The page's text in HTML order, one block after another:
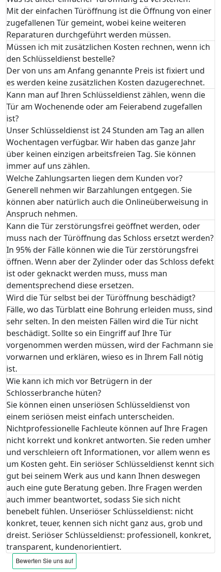
Mit der einfachen Türöffnung ist die Öffnung von einer
zugefallenen Tür gemeint, wobei keine weiteren
Reparaturen durchgeführt werden müssen.
Müssen ich mit zusätzlichen Kosten rechnen, wenn ich
den Schlüsseldienst bestelle?
Der von uns am Anfang genannte Preis ist fixiert und
es werden keine zusätzlichen Kosten dazugerechnet.
Kann man auf Ihren Schlüsseldienst zählen, wenn die
Tür am Wochenende oder am Feierabend zugefallen
ist?
Unser Schlüsseldienst ist 24 Stunden am Tag an allen
Wochentagen verfügbar. Wir haben das ganze Jahr
über keinen einzigen arbeitsfreien Tag. Sie können
immer auf uns zählen.
Welche Zahlungsarten liegen dem Kunden vor?
Generell nehmen wir Barzahlungen entgegen. Sie
können aber natürlich auch die Onlineüberweisung in
Anspruch nehmen.
Kann die Tür zerstörungsfrei geöffnet werden, oder
muss nach der Türöffnung das Schloss ersetzt werden?
In 95% der Fälle können wie die Tür zerstörungsfrei
öffnen. Wenn aber der Zylinder oder das Schloss defekt
ist oder geknackt werden muss, muss man
dementsprechend diese ersetzen.
Wird die Tür selbst bei der Türöffnung beschädigt?
Fälle, wo das Türblatt eine Bohrung erleiden muss, sind
sehr selten. In den meisten Fällen wird die Tür nicht
beschädigt. Sollte so ein Eingriff auf Ihre Tür
vorgenommen werden müssen, wird der Fachmann sie
vorwarnen und erklären, wieso es in Ihrem Fall nötig
ist.
Wie kann ich mich vor Betrügern in der
Schlosserbranche hüten?
Sie können einen unseriösen Schlüsseldienst von
einem seriösen meist einfach unterscheiden.
Nichtprofessionelle Fachleute können auf Ihre Fragen
nicht korrekt und konkret antworten. Sie reden umher
und verschleiern oft Informationen, vor allem wenn es
um Kosten geht. Ein seriöser Schlüsseldienst kennt sich
gut bei seinem Werk aus und kann Ihnen deswegen
auch eine gute Beratung geben. Ihre Fragen werden
auch immer beantwortet, sodass Sie sich nicht
benebelt fühlen. Unseriöser Schlüsseldienst: nicht
konkret, teuer, kennen sich nicht ganz aus, grob und
dreist. Seriöser Schlüsseldienst: professionell, konkret,
transparent, kundenorientiert.